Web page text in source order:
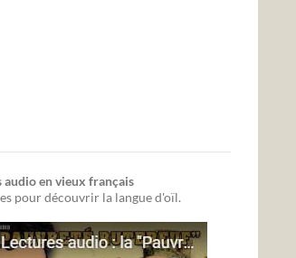
audio en vieux français
pour découvrir la langue d'oïl.